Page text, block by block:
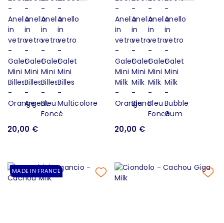
20,00 € 20,00 €
MADE IN FRANCE